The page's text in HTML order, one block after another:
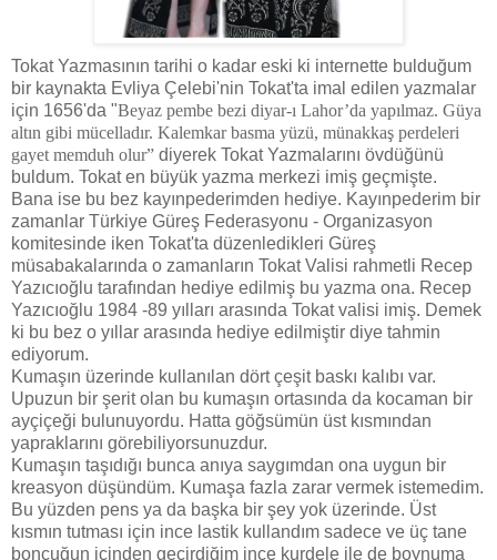
Tokat Yazmasının tarihi o kadar eski ki internette bulduğum
bir kaynakta Evliya Çelebi'nin Tokat'ta imal edilen yazmalar
için 1656'da "Beyaz pembe bezi diyar-ı Lahor’da yapılmaz. Güya
altın gibi mücelladır. Kalemkar basma yüzü, münakkaş perdeleri
gayet memduh olur” diyerek Tokat Yazmalarını övdüğünü
buldum. Tokat en büyük yazma merkezi imiş geçmişte.
Bana ise bu bez kayınpederimden hediye. Kayınpederim bir
zamanlar Türkiye Güreş Federasyonu - Organizasyon
komitesinde iken Tokat'ta düzenledikleri Güreş
müsabakalarında o zamanların Tokat Valisi rahmetli Recep
Yazıcıoğlu tarafından hediye edilmiş bu yazma ona. Recep
Yazıcıoğlu 1984 -89 yılları arasında Tokat valisi imiş. Demek
ki bu bez o yıllar arasında hediye edilmiştir diye tahmin
ediyorum.
Kumaşın üzerinde kullanılan dört çeşit baskı kalıbı var.
Upuzun bir şerit olan bu kumaşın ortasında da kocaman bir
ayçiçeği bulunuyordu. Hatta göğsümün üst kısmından
yapraklarını görebiliyorsunuzdur.
Kumaşın taşıdığı bunca anıya saygımdan ona uygun bir
kreasyon düşündüm. Kumaşa fazla zarar vermek istemedim.
Bu yüzden pens ya da başka bir şey yok üzerinde. Üst
kısmın tutması için ince lastik kullandım sadece ve üç tane
boncuğun içinden geçirdiğim ince kurdele ile de boynuma